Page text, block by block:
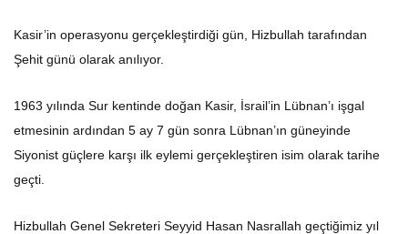
Kasir’in operasyonu gerçekleştirdiği gün, Hizbullah tarafından
Şehit günü olarak anılıyor.
1963 yılında Sur kentinde doğan Kasir, İsrail’in Lübnan’ı işgal
etmesinin ardından 5 ay 7 gün sonra Lübnan’ın güneyinde
Siyonist güçlere karşı ilk eylemi gerçekleştiren isim olarak tarihe
geçti.
Hizbullah Genel Sekreteri Seyyid Hasan Nasrallah geçtiğimiz yıl